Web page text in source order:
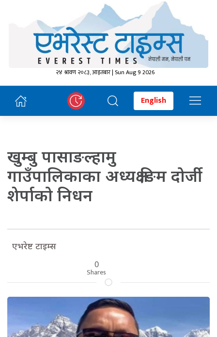
२४ श्रावण २०८३, आइतबार | Sun Aug 9 2026
English
खुम्बु पासाङल्हामु
गाउँपालिकाका अध्यक्ष ङिम दोर्जी
शेर्पाको निधन
एभरेष्ट टाइम्स
0
Shares